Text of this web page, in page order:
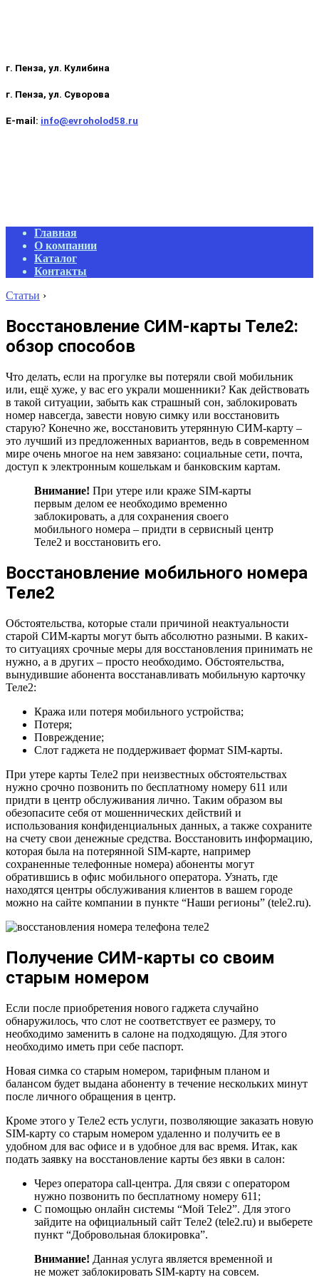
г. Пенза, ул. Кулибина
г. Пенза, ул. Суворова
E-mail: info@evroholod58.ru
Primary
Navigation
Menu
Главная
О компании
Каталог
Контакты
Статьи ›
Восстановление СИМ-карты Теле2:
обзор способов
Что делать, если на прогулке вы потеряли свой мобильник
или, ещё хуже, у вас его украли мошенники? Как действовать
в такой ситуации, забыть как страшный сон, заблокировать
номер навсегда, завести новую симку или восстановить
старую? Конечно же, восстановить утерянную СИМ-карту –
это лучший из предложенных вариантов, ведь в современном
мире очень многое на нем завязано: социальные сети, почта,
доступ к электронным кошелькам и банковским картам.
Внимание! При утере или краже SIM-карты
первым делом ее необходимо временно
заблокировать, а для сохранения своего
мобильного номера – придти в сервисный центр
Теле2 и восстановить его.
Восстановление мобильного номера
Теле2
Обстоятельства, которые стали причиной неактуальности
старой СИМ-карты могут быть абсолютно разными. В каких-
то ситуациях срочные меры для восстановления принимать не
нужно, а в других – просто необходимо. Обстоятельства,
вынудившие абонента восстанавливать мобильную карточку
Теле2:
Кража или потеря мобильного устройства;
Потеря;
Повреждение;
Слот гаджета не поддерживает формат SIM-карты.
При утере карты Теле2 при неизвестных обстоятельствах
нужно срочно позвонить по бесплатному номеру 611 или
придти в центр обслуживания лично. Таким образом вы
обезопасите себя от мошеннических действий и
использования конфиденциальных данных, а также сохраните
на счету свои денежные средства. Восстановить информацию,
которая была на потерянной SIM-карте, например
сохраненные телефонные номера) абоненты могут
обратившись в офис мобильного оператора. Узнать, где
находятся центры обслуживания клиентов в вашем городе
можно на сайте компании в пункте “Наши регионы” (tele2.ru).
Получение СИМ-карты со своим
старым номером
Если после приобретения нового гаджета случайно
обнаружилось, что слот не соответствует ее размеру, то
необходимо заменить в салоне на подходящую. Для этого
необходимо иметь при себе паспорт.
Новая симка со старым номером, тарифным планом и
балансом будет выдана абоненту в течение нескольких минут
после личного обращения в центр.
Кроме этого у Теле2 есть услуги, позволяющие заказать новую
SIM-карту со старым номером удаленно и получить ее в
удобном для вас офисе и в удобное для вас время. Итак, как
подать заявку на восстановление карты без явки в салон:
Через оператора call-центра. Для связи с оператором
нужно позвонить по бесплатному номеру 611;
С помощью онлайн системы “Мой Tele2”. Для этого
зайдите на официальный сайт Теле2 (tele2.ru) и выберете
пункт “Добровольная блокировка”.
Внимание! Данная услуга является временной и
не может заблокировать SIM-карту на совсем.